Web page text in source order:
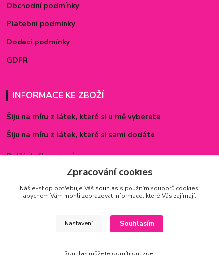
Obchodní podmínky
Platební podmínky
Dodací podmínky
GDPR
INFORMACE KE ZBOŽÍ
Šiju na míru z látek, které si u mě vyberete
Šiju na míru z látek, které si sami dodáte
Další služby pro vás
Způsoby zapínání povlečení
Rozměry prostěradel
Zpracování cookies
Náš e-shop potřebuje Váš souhlas s použitím souborů cookies,
abychom Vám mohli zobrazovat informace, které Vás zajímají.
Nastavení Souhlasím
Souhlas můžete odmítnout zde.